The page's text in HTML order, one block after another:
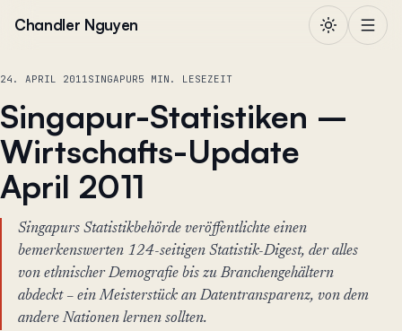
Chandler Nguyen
24. APRIL 2011SINGAPUR5 MIN. LESEZEIT
Singapur-Statistiken –
Wirtschafts-Update
April 2011
Singapurs Statistikbehörde veröffentlichte einen
bemerkenswerten 124-seitigen Statistik-Digest, der alles
von ethnischer Demografie bis zu Branchengehältern
abdeckt – ein Meisterstück an Datentransparenz, von dem
andere Nationen lernen sollten.